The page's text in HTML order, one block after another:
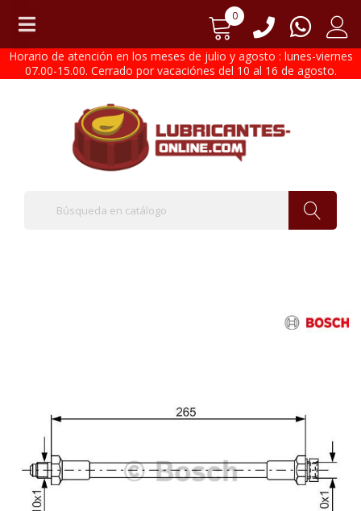
0
Horario de atención en los meses de julio y agosto : lunes-viernes
07.00-15.00. Cerrado por vacaciónes del 10 al 16 de agosto.